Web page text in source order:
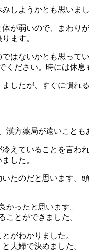
しようかとも思いまし
が弱いので、まわり
ます。
はないかとも思ってい
ださい。時には休息
したが、すぐに慣れ
漢方薬局が遠いこと
えていることを言わ
した。
たのだと思います。
かったと思います。
ことができました。
がわかりました。
夫婦で決めました。